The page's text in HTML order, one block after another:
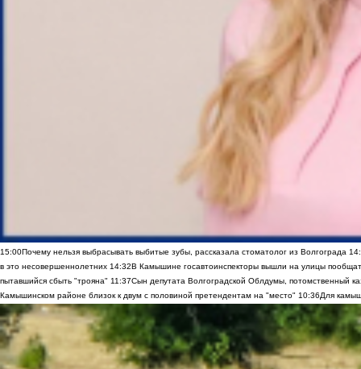
15:00Почему нельзя выбрасывать выбитые зубы, рассказала стоматолог из Волгограда
в это несовершеннолетних 14:32В Камышине госавтоинспекторы вышли на улицы
пытавшийся сбыть "трояна" 11:37Сын депутата Волгоградской Облдумы, потомственный
Камышинском районе близок к двум с половиной претендентам на "место" 10:36Для